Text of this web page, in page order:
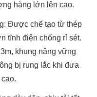
hàng lớn lên cao.
Được chế tạo từ thép
tĩnh điện chống rỉ sét.
khung nâng vững
bị rung lắc khi đưa